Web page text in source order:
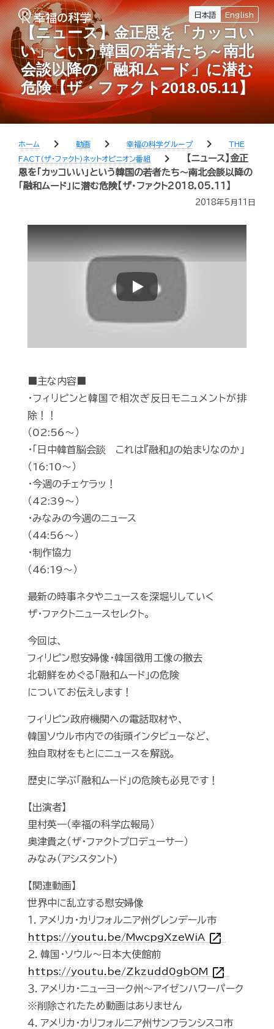
日本語 English
【ニュース】金正恩を「カッコい
い」という韓国の若者たち～南北
会談以降の「融和ムード」に潜む
危険【ザ・ファクト2018.05.11】
ホーム chevron_right 動画 chevron_right 幸福の科学グループ chevron_right
THE
FACT（ザ・ファクト）ネットオピニオン番組
chevron_right
【ニュース】金正
恩を「カッコいい」という韓国の若者たち～南北会談以降の
「融和ムード」に潜む危険【ザ・ファクト2018.05.11】
2018年5月11日
Play
■主な内容■
・フィリピンと韓国で相次ぎ反日モニュメントが排
除！！
（02:56～）
・「日中韓首脳会談 これは『融和』の始まりなのか」
（16:10～）
・今週のチェケラッ！
（42:39～）
・みなみの今週のニュース
（44:56～）
・制作協力
（46:19～）
最新の時事ネタやニュースを深堀りしていく
ザ･ファクトニュースセレクト。
今回は、
フィリピン慰安婦像・韓国徴用工像の撤去
北朝鮮をめぐる「融和ムード」の危険
についてお伝えします！
フィリピン政府機関への電話取材や、
韓国ソウル市内での街頭インタビューなど、
独自取材をもとにニュースを解説。
歴史に学ぶ「融和ムード」の危険も必見です！
【出演者】
里村英一（幸福の科学広報局）
奥津貴之（ザ・ファクトプロデューサー）
みなみ（アシスタント)
【関連動画】
世界中に乱立する慰安婦像
１．アメリカ・カリフォルニア州グレンデール市
https://youtu.be/MwcpgXzeWiA open_in_new
２．韓国・ソウル～日本大使館前
https://youtu.be/Zkzudd0gbOM open_in_new
３．アメリカ・ニューヨーク州～アイゼンハワーパーク
※削除されたため動画はありません
４．アメリカ・カリフォルニア州サンフランシスコ市